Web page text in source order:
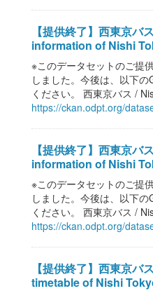
【提供終了】西東京
information of Nishi
※このデータセットのご提
しました。今後は、以下
ください。 西東京バス /
https://ckan.odpt.org/
【提供終了】西東京
information of Nishi
※このデータセットのご提
しました。今後は、以下
ください。 西東京バス /
https://ckan.odpt.org/
【提供終了】西東京バ
timetable of Nishi